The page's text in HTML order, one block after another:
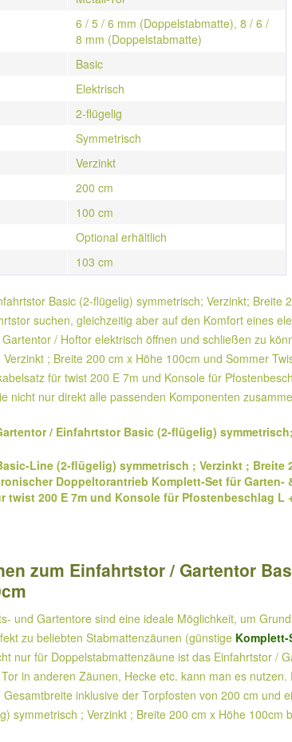
6 / 5 / 6 mm (Doppelstabmatte), 8 / 6 /
8 mm (Doppelstabmatte)
Basic
Elektrisch
2-flügelig
Symmetrisch
Verzinkt
200 cm
100 cm
Optional erhältlich
103 cm
Basic (2-flügelig) symmetrisch; Verzinkt;
suchen, gleichzeitig aber auf den Komfort eines
/ Hoftor elektrisch öffnen und schließen zu
; Breite 200 cm x Höhe 100cm und Sommer
für twist 200 E 7m und Konsole für
nicht nur direkt alle passenden Komponenten
/ Einfahrtstor Basic (2-flügelig)
Line (2-flügelig) symmetrisch ; Verzinkt ; Breite
Doppeltorantrieb Komplett-Set für
twist 200 E 7m und Konsole für Pfostenbeschlag L
zum Einfahrtstor / Gartentor
und Gartentore sind eine ideale Möglichkeit, um
zu beliebten Stabmattenzäunen (günstige
nur für Doppelstabmattenzäune ist das Einfahrtstor /
in anderen Zäunen, Hecke etc. kann man es
inklusive der Torpfosten von 200 cm
symmetrisch ; Verzinkt ; Breite 200 cm x Höhe